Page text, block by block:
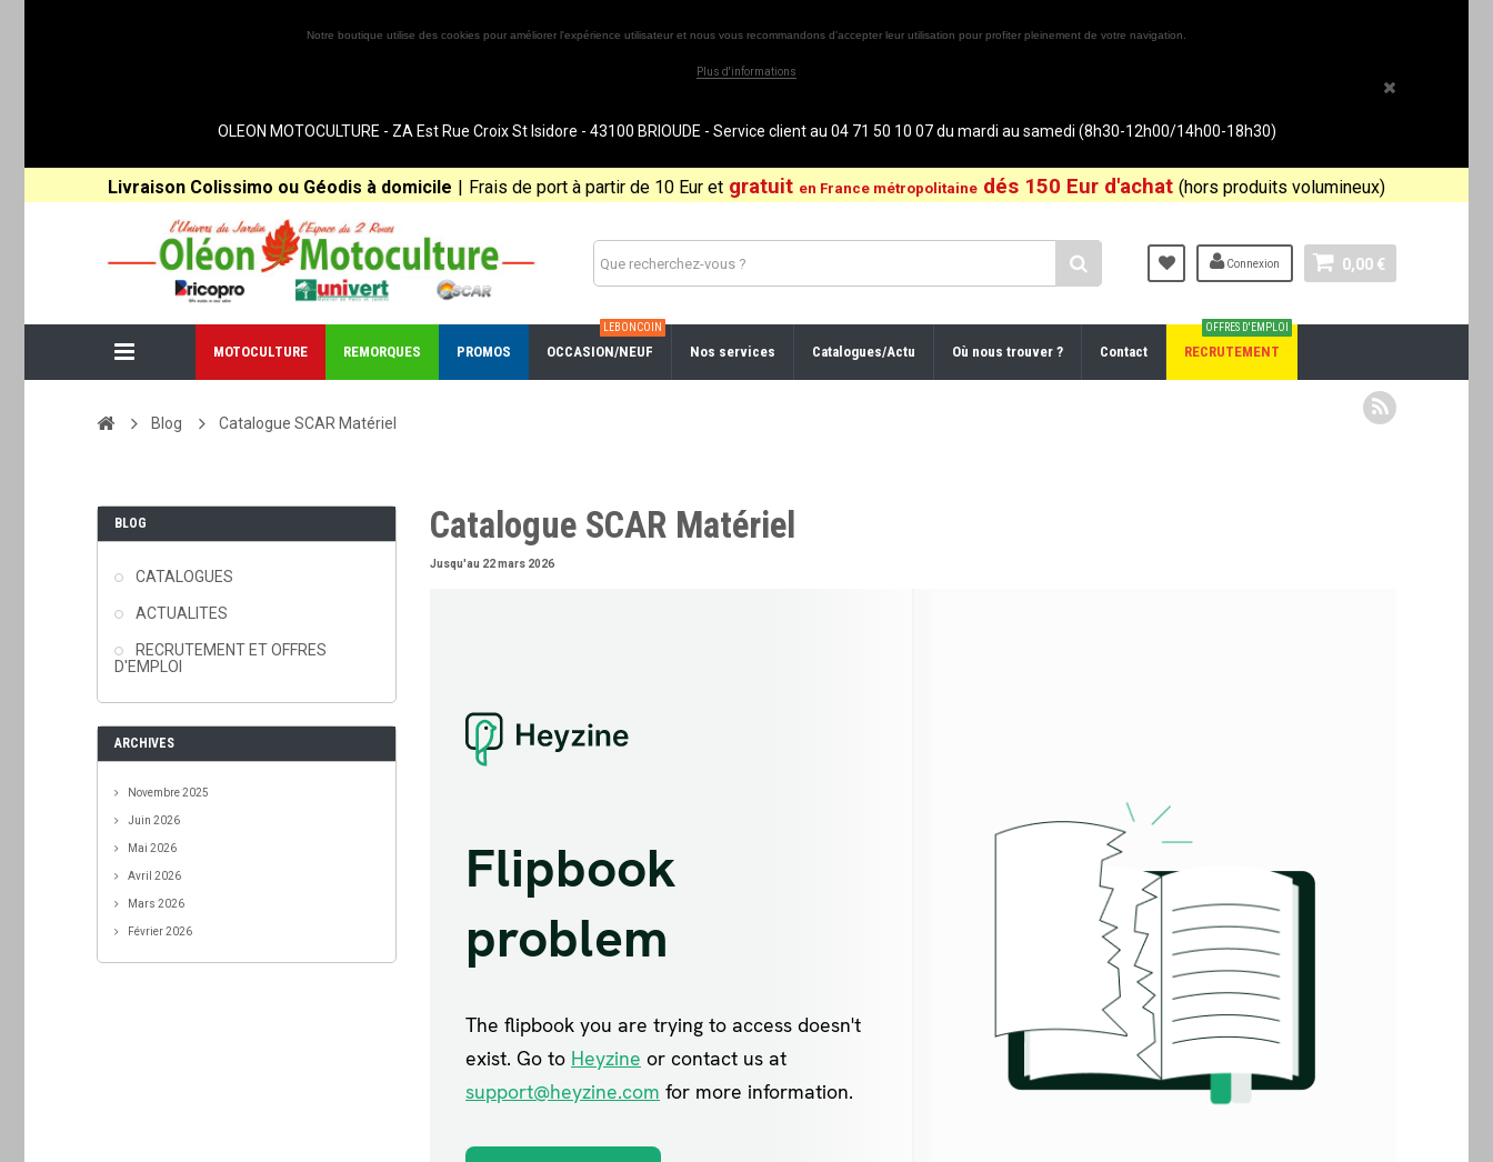
Notre boutique utilise des cookies pour améliorer l'expérience utilisateur et nous vous recommandons d'accepter leur utilisation pour profiter pleinement de votre navigation.
Plus d'informations
OLEON MOTOCULTURE - ZA Est Rue Croix St Isidore - 43100 BRIOUDE - Service client au 04 71 50 10 07 du mardi au samedi (8h30-12h00/14h00-18h30)
Livraison Colissimo ou Géodis à domicile | Frais de port à partir de 10 Eur et gratuit en France métropolitaine dés 150 Eur d'achat (hors produits volumineux)
0,00 €
Connexion
MOTOCULTURE REMORQUES PROMOS OCCASION/NEUF
LEBONCOIN
Nos services Catalogues/Actu Où nous trouver ? Contact RECRUTEMENT
OFFRES D'EMPLOI
Blog Catalogue SCAR Matériel
BLOG
CATALOGUES
ACTUALITES
RECRUTEMENT ET OFFRES
D'EMPLOI
ARCHIVES
Novembre 2025
Juin 2026
Mai 2026
Avril 2026
Mars 2026
Février 2026
Catalogue SCAR Matériel
Jusqu'au 22 mars 2026